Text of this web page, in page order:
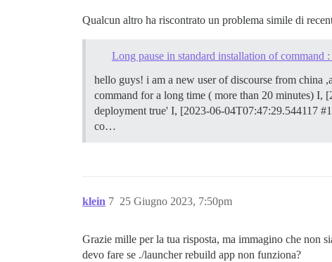
Qualcun altro ha riscontrato un problema simile di
Long pause in standard installation of
hello guys! i am a new user of discourse from china
command for a long time ( more than 20 minutes)
deployment true' I, [2023-06-04T07:47:29.544117
co…
klein 25 Giugno 2023, 7:50pm
7
Grazie mille per la tua risposta, ma immagino che non
devo fare se ./launcher rebuild app non funziona?